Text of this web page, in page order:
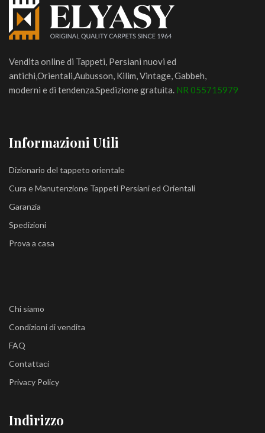
Vendita online di Tappeti, Persiani nuovi ed
antichi,Orientali,Aubusson, Kilim, Vintage, Gabbeh,
moderni e di tendenza.Spedizione gratuita. NR 055715979
Informazioni Utili
Dizionario del tappeto orientale
Cura e Manutenzione Tappeti Persiani ed Orientali
Garanzia
Spedizioni
Prova a casa
Chi siamo
Condizioni di vendita
FAQ
Contattaci
Privacy Policy
Indirizzo